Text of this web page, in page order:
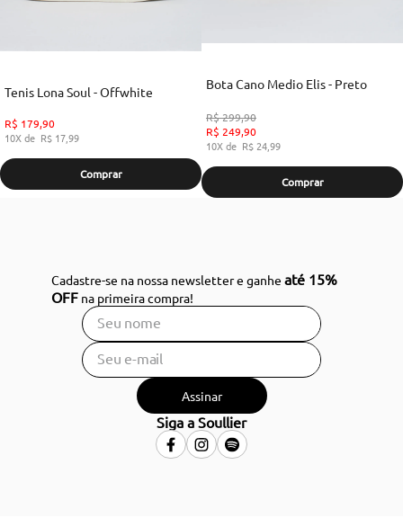
Tenis Lona Soul - Offwhite
R$ 179,90
10
R$ 17,99
Comprar
Bota Cano Medio Elis - Preto
R$299,90
R$ 249,90
10
R$ 24,99
Comprar
Cadastre-se na nossa newsletter e ganheaté 15%
OFF na primeira compra!
Assinar
Siga a Soullier